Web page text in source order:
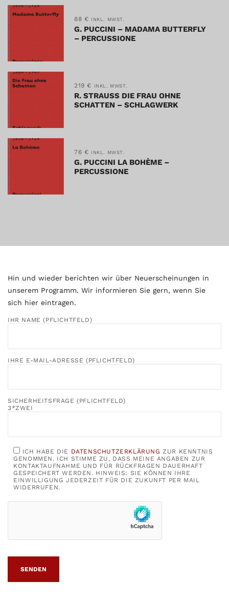
88 € INKL. MWST.
G. PUCCINI – MADAMA BUTTERFLY
– PERCUSSIONE
219 € INKL. MWST.
R. STRAUSS DIE FRAU OHNE
SCHATTEN – SCHLAGWERK
76 € INKL. MWST.
G. PUCCINI LA BOHÈME –
PERCUSSIONE
Hin und wieder berichten wir über Neuerscheinungen in
unserem Programm. Wir informieren Sie gern, wenn Sie
sich hier eintragen.
IHR NAME (PFLICHTFELD)
IHRE E-MAIL-ADRESSE (PFLICHTFELD)
SICHERHEITSFRAGE (PFLICHTFELD)
3*ZWEI
ICH HABE DIE DATENSCHUTZERKLÄRUNG ZUR KENNTNIS
GENOMMEN. ICH STIMME ZU, DASS MEINE ANGABEN ZUR
KONTAKTAUFNAHME UND FÜR RÜCKFRAGEN DAUERHAFT
GESPEICHERT WERDEN. HINWEIS: SIE KÖNNEN IHRE
EINWILLIGUNG JEDERZEIT FÜR DIE ZUKUNFT PER MAIL
WIDERRUFEN.